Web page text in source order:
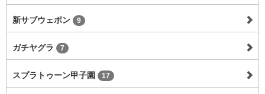
新サブウェポン 9
ガチヤグラ 7
スプラトゥーン甲子園 17